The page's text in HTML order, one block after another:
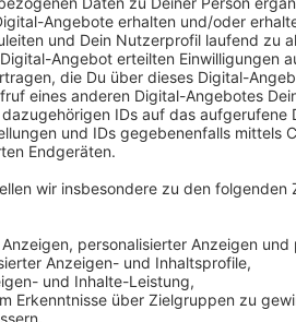
Das zeigt eine Interaktive-Lagebild-
vier Mönchengladbacher Kliniken
Mönchengladbach sowohl im
Spezialbetten mit
Nachbarregionen aus. In Heinsberg,
Krankenhäuser erste Engpässe oder
Intensiv-Plätze vorhanden sein, um
um über die Lockerung von
können Krankheitsfälle allerdings
Intensivbetten zwar gut, aber kein